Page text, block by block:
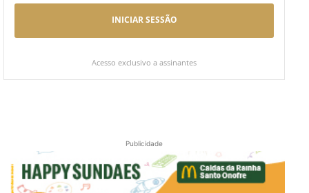
INICIAR SESSÃO
Acesso exclusivo a assinantes
Publicidade